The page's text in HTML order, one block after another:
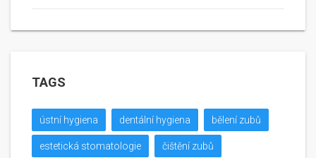
TAGS
ústní hygiena dentální hygiena bělení zubů
estetická stomatologie čištění zubů